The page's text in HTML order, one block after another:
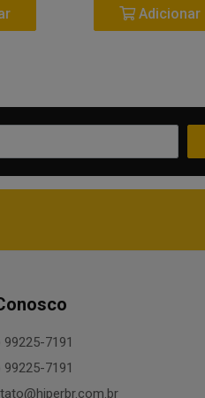
Adicionar
99225-7191
99225-7191